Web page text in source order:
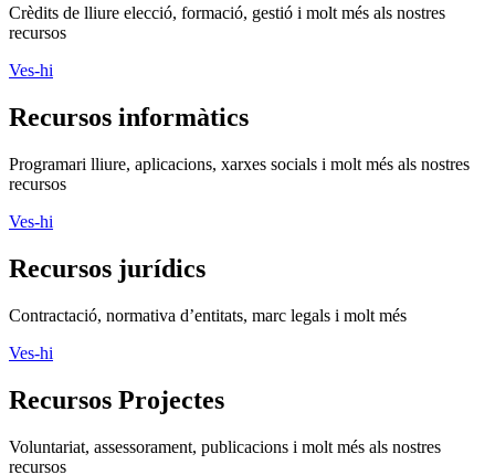
Programari lliure, aplicacions, xarxes socials i molt més als nostres
recursos
Ves-hi
Recursos jurídics
Contractació, normativa d’entitats, marc legals i molt més
recursos
Ves-hi
Assessora't
Si vols aconseguir més impacte social, ASSESSORA'T!